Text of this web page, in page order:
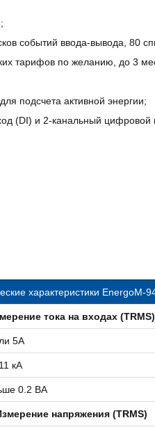
событий ввода-вывода, 80
тарифов по желанию, до 3
подсчета активной энергии;
(DI) и 2-канальный цифровой
характеристики EnergoM-
тока на входах (TRMS)
5A
кА
0.2 ВА
напряжения (TRMS)